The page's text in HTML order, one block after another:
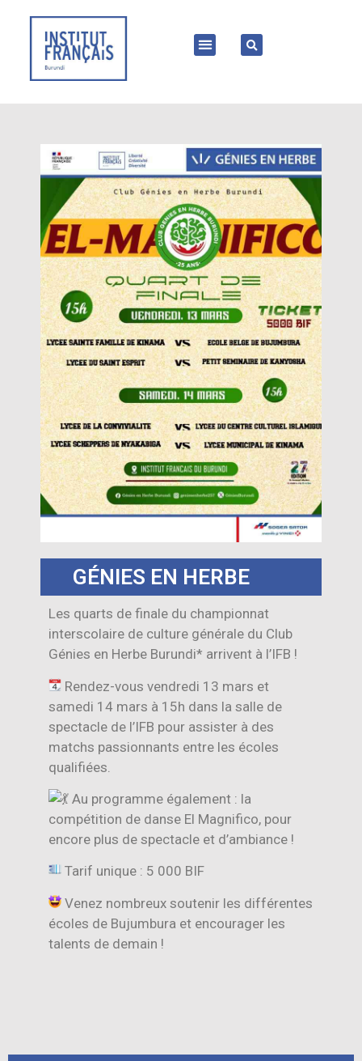
GÉNIES EN HERBE
Les quarts de finale du championnat
interscolaire de culture générale du Club
Génies en Herbe Burundi* arrivent à l’IFB !
Rendez-vous vendredi 13 mars et
samedi 14 mars à 15h dans la salle de
spectacle de l’IFB pour assister à des
matchs passionnants entre les écoles
qualifiées.
Au programme également : la
compétition de danse El Magnifico, pour
encore plus de spectacle et d’ambiance !
Tarif unique : 5 000 BIF
Venez nombreux soutenir les différentes
écoles de Bujumbura et encourager les
talents de demain !